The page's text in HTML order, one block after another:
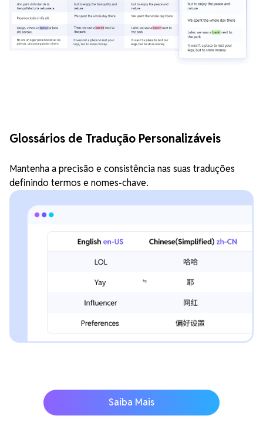
Glossários de Tradução Personalizáveis
Mantenha a precisão e consistência nas suas traduções
definindo termos e nomes-chave.
Saiba Mais